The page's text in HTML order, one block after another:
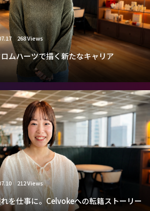
268 Views
ロムハーツで描く新たなキャリア
212 Views
れを仕事に。Celvokeへの転籍ストーリー